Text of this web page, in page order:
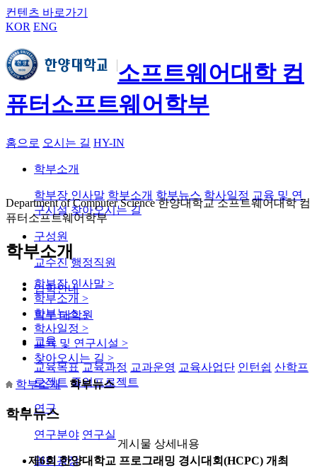
컨텐츠 바로가기
KOR ENG
소프트웨어대학 컴
퓨터소프트웨어학부
홈으로 오시는 길 HY-IN
학부소개
학부장 인사말 학부소개 학부뉴스 학사일정 교육 및 연
구시설 찾아오시는 길
구성원
교수진 행정직원
입학안내
학부 대학원
교육
교육목표 교육과정 교과운영 교육사업단 인턴쉽 산학프
로젝트 졸업프로젝트
연구
연구분야 연구실
열린광장
Department of Computer Science 한양대학교 소프트웨어대학 컴
퓨터소프트웨어학부
학부소개
학부장 인사말 >
학부소개 >
학부뉴스>
학사일정 >
교육 및 연구시설 >
찾아오시는 길 >
학부소개 학부뉴스
학부뉴스
게시물 상세내용
제6회 한양대학교 프로그래밍 경시대회(HCPC) 개최